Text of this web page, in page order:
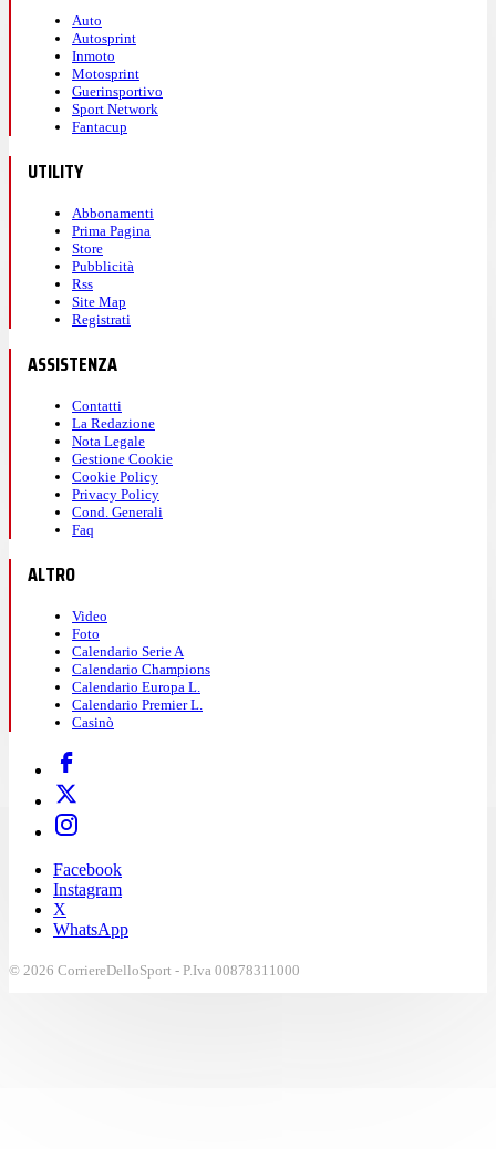
Auto
Autosprint
Inmoto
Motosprint
Guerinsportivo
Sport Network
Fantacup
UTILITY
Abbonamenti
Prima Pagina
Store
Pubblicità
Rss
Site Map
Registrati
ASSISTENZA
Contatti
La Redazione
Nota Legale
Gestione Cookie
Cookie Policy
Privacy Policy
Cond. Generali
Faq
ALTRO
Video
Foto
Calendario Serie A
Calendario Champions
Calendario Europa L.
Calendario Premier L.
Casinò
Facebook
Instagram
X
WhatsApp
© 2026 CorriereDelloSport - P.Iva 00878311000